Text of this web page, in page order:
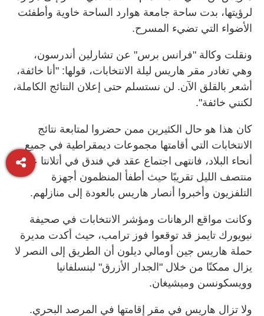
لرؤيتها، بدت ساحة جامعة هوارد الساحة خاوية وأطفئت
الأضواء التي تضيء المسرح.
ونقلت وكالة "فرانس برس" عن تشارلين أندرسون،
وهي تغادر مقر هاريس ليلة الانتخابات، قولها: "أنا خائفة،
أشعر بالقلق الآن. لن نستسلم حتى إعلان النتائج الكاملة،
لكنني خائفة".
كان هذا هو حال الكثيرين ممن حضروا لمتابعة نتائج
الانتخابات التي أقامتها مجموعات ديمقراطية في جميع
أنحاء البلاد، فانتهى اجتماع عقد في فندق في أتلانتا عند
منتصف الليل تقريبًا حيث أطفأ المنظمون أجهزة
التلفزيون وأخبروا أنصار هاريس بالعودة إلى منازلهم.
وكانت مواقع الرهانات ومؤشر الانتخابات في صحيفة
نيويورك تايمز قد توقعوا فوز ترامب، حيث أكدت مديرة
حملة هاريس جين أومالي ديلون أن الطريق إلى النصر لا
يزال ممكنًا من خلال "الجدار الأزرق" لبنسلفانيا
وويسكونسن وميشيغان.
ولا تزال هاريس في مقر إقامتها في المرصد البحري.